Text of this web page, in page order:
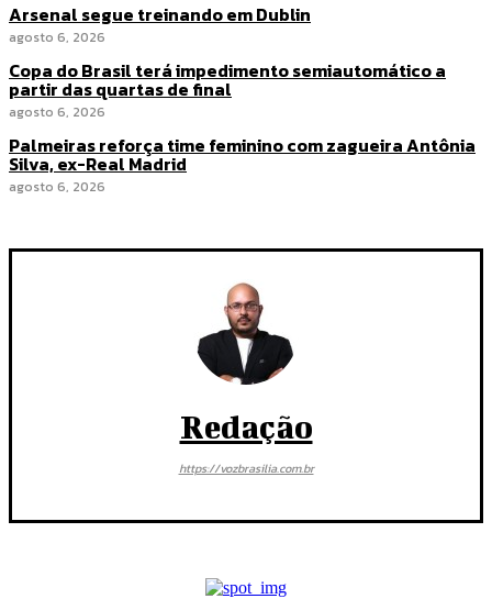
Arsenal segue treinando em Dublin
agosto 6, 2026
Copa do Brasil terá impedimento semiautomático a
partir das quartas de final
agosto 6, 2026
Palmeiras reforça time feminino com zagueira Antônia
Silva, ex-Real Madrid
agosto 6, 2026
Redação
https://vozbrasilia.com.br